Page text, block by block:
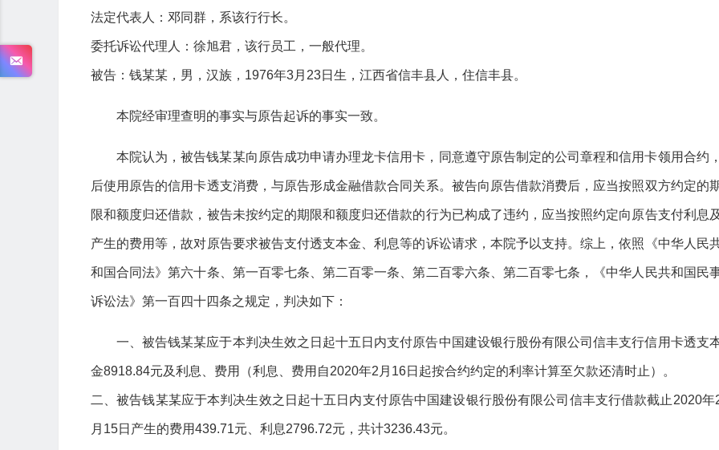
法定代表人：邓同群，系该行行长。
委托诉讼代理人：徐旭君，该行员工，一般代理。
被告：钱某某，男，汉族，1976年3月23日生，江西省信丰县人，住信丰县。
本院经审理查明的事实与原告起诉的事实一致。
本院认为，被告钱某某向原告成功申请办理龙卡信用卡，同意遵守原告制定的公司章程和信用卡领用合约
后使用原告的信用卡透支消费，与原告形成金融借款合同关系。被告向原告借款消费后，应当按照双方约定的
限和额度归还借款，被告未按约定的期限和额度归还借款的行为已构成了违约，应当按照约定向原告支付利息
产生的费用等，故对原告要求被告支付透支本金、利息等的诉讼请求，本院予以支持。综上，依照《中华人民
和国合同法》第六十条、第一百零七条、第二百零一条、第二百零六条、第二百零七条，《中华人民共和国民
诉讼法》第一百四十四条之规定，判决如下：
一、被告钱某某应于本判决生效之日起十五日内支付原告中国建设银行股份有限公司信丰支行信用卡透支
金8918.84元及利息、费用（利息、费用自2020年2月16日起按合约约定的利率计算至欠款还清时止）。
二、被告钱某某应于本判决生效之日起十五日内支付原告中国建设银行股份有限公司信丰支行借款截止2020年
月15日产生的费用439.71元、利息2796.72元，共计3236.43元。